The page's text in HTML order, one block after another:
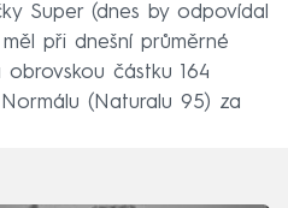
Super (dnes by odpovídal
při dnešní průměrné
částku 164
(Naturalu 95) za